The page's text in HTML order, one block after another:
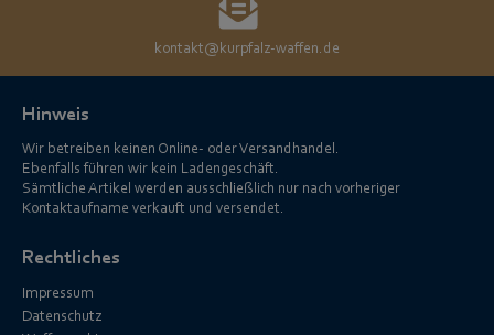
kontakt@kurpfalz-waffen.de
Hinweis
Wir betreiben keinen Online- oder Versandhandel.
Ebenfalls führen wir kein Ladengeschäft.
Sämtliche Artikel werden ausschließlich nur nach vorheriger
Kontaktaufname verkauft und versendet.
Rechtliches
Impressum
Datenschutz